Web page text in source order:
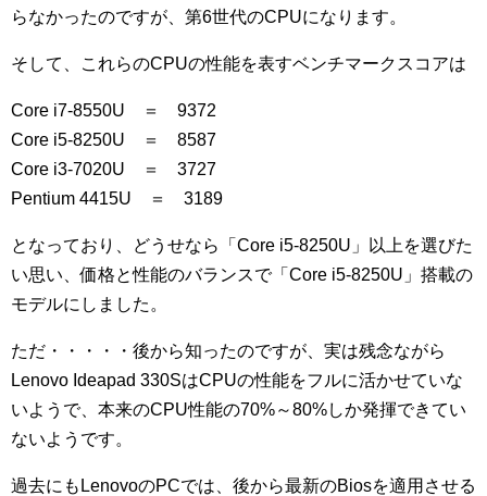
らなかったのですが、第6世代のCPUになります。
そして、これらのCPUの性能を表すベンチマークスコアは
Core i7-8550U ＝ 9372
Core i5-8250U ＝ 8587
Core i3-7020U ＝ 3727
Pentium 4415U ＝ 3189
となっており、どうせなら「Core i5-8250U」以上を選びた
い思い、価格と性能のバランスで「Core i5-8250U」搭載の
モデルにしました。
ただ・・・・・後から知ったのですが、実は残念ながら
Lenovo Ideapad 330SはCPUの性能をフルに活かせていな
いようで、本来のCPU性能の70%～80%しか発揮できてい
ないようです。
過去にもLenovoのPCでは、後から最新のBiosを適用させる